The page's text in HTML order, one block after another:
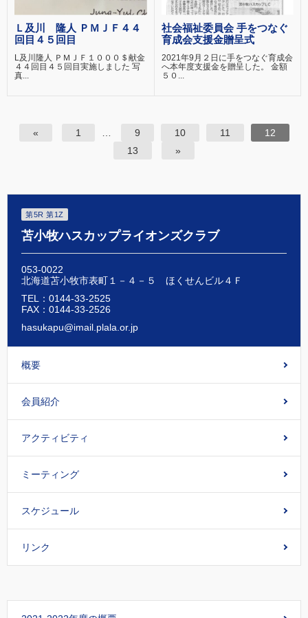
Ｌ及川 隆人 ＰＭＪＦ４４
回目４５回目
L及川隆人 ＰＭＪＦ１０００＄献金
４４回目４５回目実施しました 写
真...
社会福祉委員会 手をつなぐ
育成会支援金贈呈式
2021年9月２日に手をつなぐ育成会
へ本年度支援金を贈呈した。 金額
５０...
« 1 9 10 11
12
13
»
第5R 第1Z
苫小牧ハスカップライオンズクラブ
053-0022
北海道苫小牧市表町１－４－５ ほくせんビル４Ｆ
TEL：0144-33-2525
FAX：0144-33-2526
hasukapu@imail.plala.or.jp
概要
会員紹介
アクティビティ
ミーティング
スケジュール
リンク